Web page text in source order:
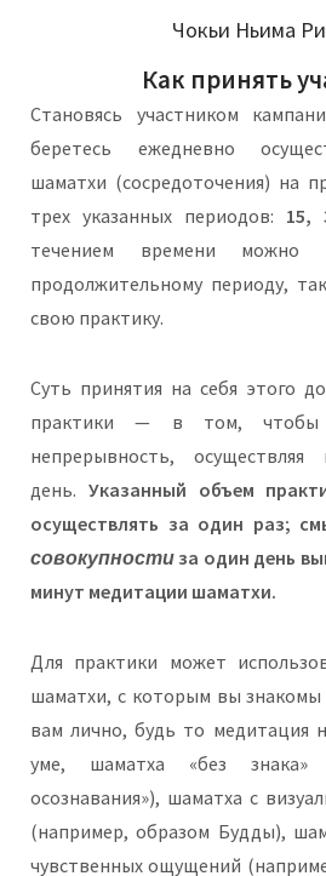
Чокьи Ньима
Как принять
Становясь участником
беретесь ежедневно
шаматхи (сосредоточения) на
трех указанных периодов: 15,
течением времени можно
продолжительному периоду,
свою практику.
Суть принятия на себя этого
практики — в том, чтобы
непрерывность,
день. Указанный объем
осуществлять за один раз;
совокупности за один день
минут медитации шаматхи.
Для практики может
шаматхи, с которым вы
вам лично, будь то медитация
уме, шаматха «без знака»
осознавания»), шаматха с
(например, образом Будды),
чувственных ощущений